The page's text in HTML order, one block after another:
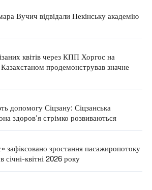
Вучич відвідали Пекінську академію
квітів через КПП Хоргос на
продемонстрував значне
допомогу Сіцзану: Сіцзанська
здоров'я стрімко розвиваються
зростання пасажиропотоку
січні-квітні 2026 року